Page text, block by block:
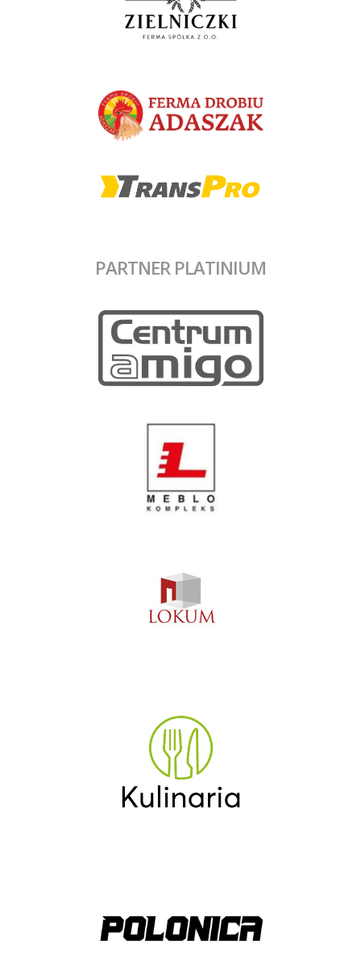
PARTNER PLATINIUM